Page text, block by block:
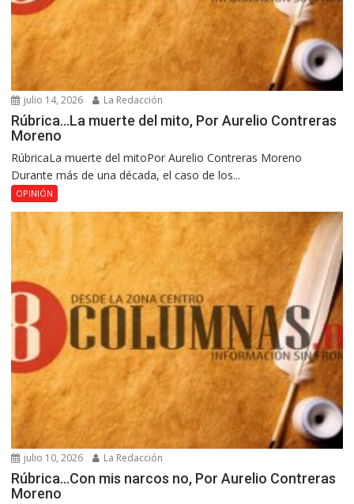
julio 14, 2026 La Redacción
Rúbrica…La muerte del mito, Por Aurelio Contreras
Moreno
RúbricaLa muerte del mitoPor Aurelio Contreras Moreno
Durante más de una década, el caso de los...
OPINIÓN
julio 10, 2026 La Redacción
Rúbrica…Con mis narcos no, Por Aurelio Contreras
Moreno